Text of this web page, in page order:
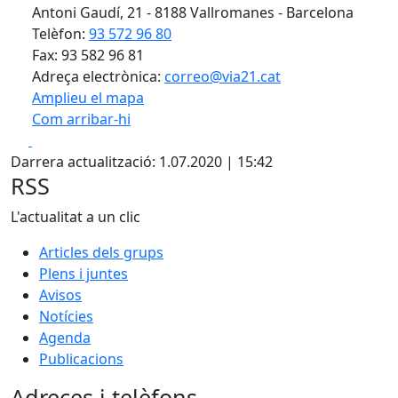
Antoni Gaudí, 21 - 8188 Vallromanes - Barcelona
Telèfon: 93 572 96 80
Fax: 93 582 96 81
Adreça electrònica: correo@via21.cat
Amplieu el mapa
Com arribar-hi
+
−
Darrera actualització: 1.07.2020 | 15:42
RSS
L'actualitat a un clic
Articles dels grups
Plens i juntes
Avisos
Notícies
Agenda
Publicacions